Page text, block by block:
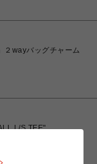
２wayバッグチャーム
L/S TEE"